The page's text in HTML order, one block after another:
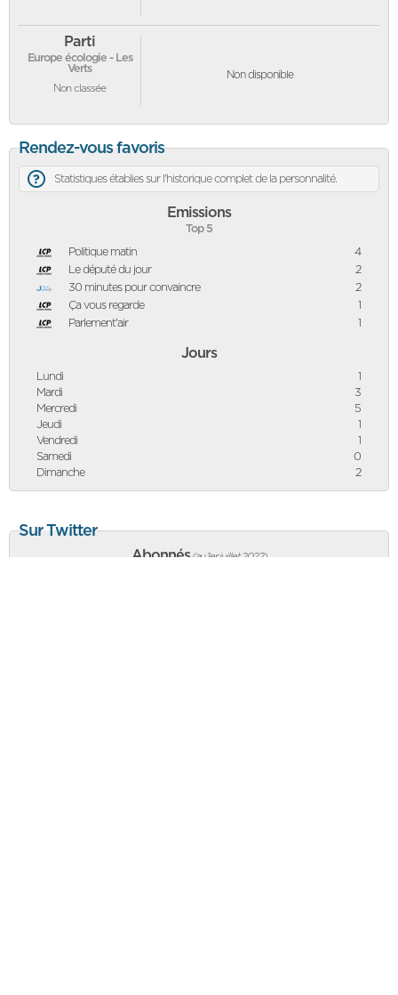
Parti
Europe écologie - Les
Verts
Non classée
Non disponible
Rendez-vous favoris
Statistiques établies sur l'historique complet de la personnalité.
Emissions
Top 5
Politique matin
4
Le député du jour
2
30 minutes pour convaincre
2
Ça vous regarde
1
Parlement'air
1
Jours
Lundi
1
Mardi
3
Mercredi
5
Jeudi
1
Vendredi
1
Samedi
0
Dimanche
2
Sur Twitter
Abonnés (au 1er juillet 2022)